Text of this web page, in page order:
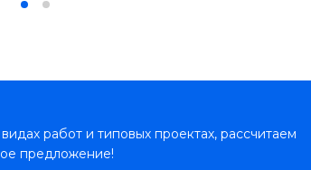
работ и типовых проектах, рассчитаем
предложение!